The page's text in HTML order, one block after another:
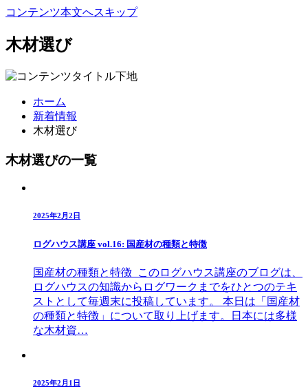
コンテンツ本文へスキップ
木材選び
ホーム
新着情報
木材選び
木材選びの一覧
2025年2月2日
ログハウス講座 vol.16: 国産材の種類と特徴
国産材の種類と特徴 このログハウス講座のブログは、
ログハウスの知識からログワークまでをひとつのテキ
ストとして毎週末に投稿しています。 本日は「国産材
の種類と特徴」について取り上げます。日本には多様
な木材資…
2025年2月1日